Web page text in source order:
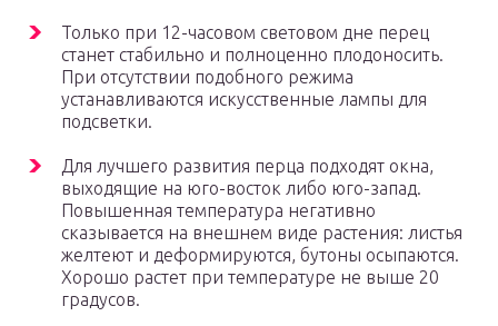
Только при 12-часовом световом дне перец
станет стабильно и полноценно плодоносить.
При отсутствии подобного режима
устанавливаются искусственные лампы для
подсветки.
Для лучшего развития перца подходят окна,
выходящие на юго-восток либо юго-запад.
Повышенная температура негативно
сказывается на внешнем виде растения: листья
желтеют и деформируются, бутоны осыпаются.
Хорошо растет при температуре не выше 20
градусов.